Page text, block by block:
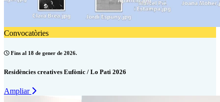
Convocatòries
Fins al 18 de gener de 2026.
Residències creatives Eufònic / Lo Pati 2026
Ampliar